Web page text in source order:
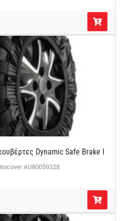
Dynamic Safe Brake I
AU80059328